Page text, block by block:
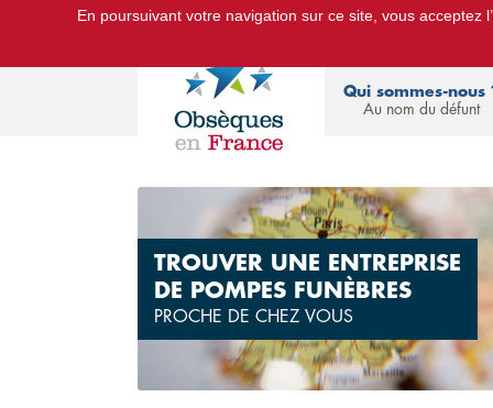
Le Portail d'Informations Obsèques :devis
Qui sommes-nous
Au nom du défunt
TROUVER UNE ENTREPRISE
DE POMPES FUNÈBRES
PROCHE DE CHEZ VOUS
En poursuivant votre navigation sur ce site, vous